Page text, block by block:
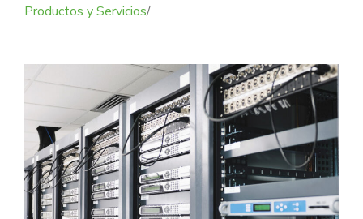
Productos y Servicios/